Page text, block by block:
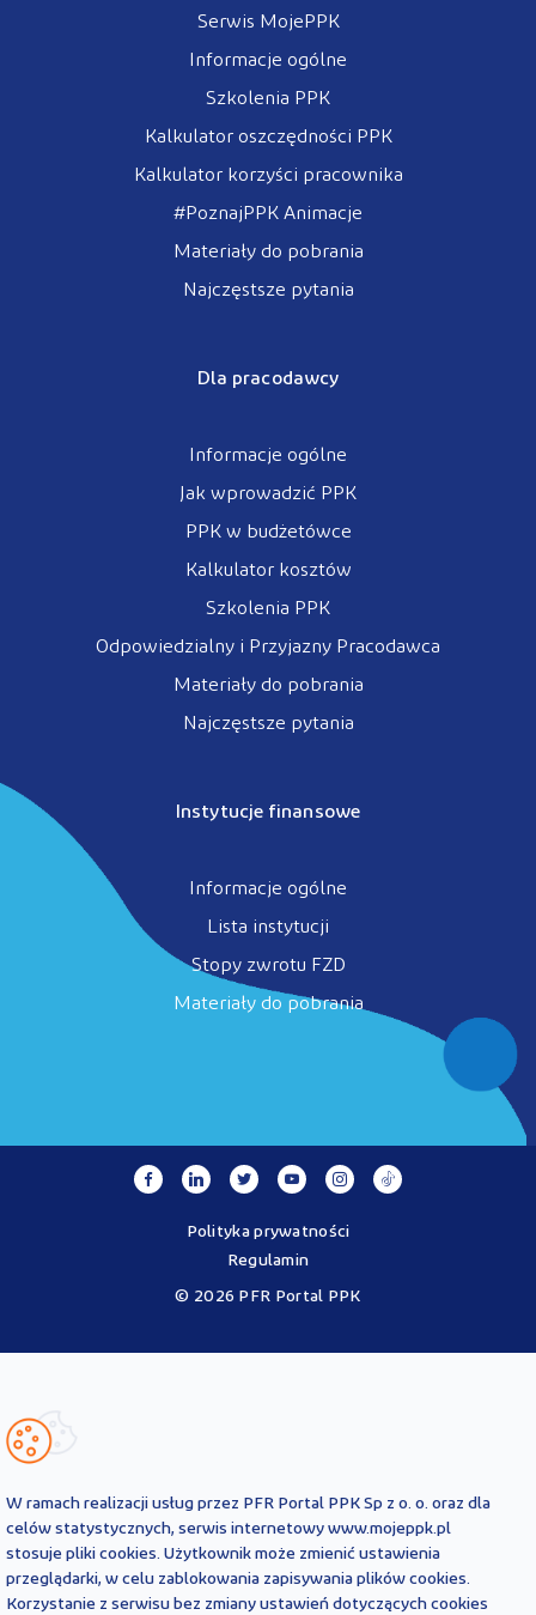
Serwis MojePPK
Informacje ogólne
Szkolenia PPK
Kalkulator oszczędności PPK
Kalkulator korzyści pracownika
#PoznajPPK Animacje
Materiały do pobrania
Najczęstsze pytania
Dla pracodawcy
Informacje ogólne
Jak wprowadzić PPK
PPK w budżetówce
Kalkulator kosztów
Szkolenia PPK
Odpowiedzialny i Przyjazny Pracodawca
Materiały do pobrania
Najczęstsze pytania
Instytucje finansowe
Informacje ogólne
Lista instytucji
Stopy zwrotu FZD
Materiały do pobrania
© 2026 PFR Portal PPK
Polityka prywatności
Regulamin
Ustawy o PPK przez operatora - PFR Portal PPK sp. z o.o., spółkę
obowiązujących przepisów prawa i każdorazowo
powinny być interpretowane oraz stosowane z uwzględnieniem
aktualnie obowiązujących przepisów prawa. Treści te nie stanowią
porady prawnej, finansowej ani oficjalnej interpretacji
obowiązujących przepisów prawa.
W ramach realizacji usług przez PFR Portal PPK Sp z o. o. oraz dla
celów statystycznych, serwis internetowy www.mojeppk.pl
stosuje pliki cookies. Użytkownik może zmienić ustawienia
przeglądarki, w celu zablokowania zapisywania plików cookies.
Korzystanie z serwisu bez zmiany ustawień dotyczących cookies